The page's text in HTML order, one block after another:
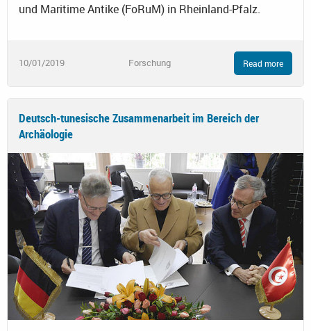
und Maritime Antike (FoRuM) in Rheinland-Pfalz.
10/01/2019 Forschung Read more
Deutsch-tunesische Zusammenarbeit im Bereich der
Archäologie